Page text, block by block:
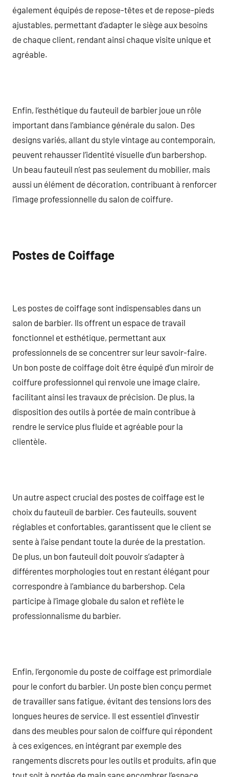
également équipés de repose-têtes et de repose-pieds
ajustables, permettant d’adapter le siège aux besoins
de chaque client, rendant ainsi chaque visite unique et
agréable.
Enfin, l’esthétique du fauteuil de barbier joue un rôle
important dans l’ambiance générale du salon. Des
designs variés, allant du style vintage au contemporain,
peuvent rehausser l’identité visuelle d’un barbershop.
Un beau fauteuil n’est pas seulement du mobilier, mais
aussi un élément de décoration, contribuant à renforcer
l’image professionnelle du salon de coiffure.
Postes de Coiffage
Les postes de coiffage sont indispensables dans un
salon de barbier. Ils offrent un espace de travail
fonctionnel et esthétique, permettant aux
professionnels de se concentrer sur leur savoir-faire.
Un bon poste de coiffage doit être équipé d’un miroir de
coiffure professionnel qui renvoie une image claire,
facilitant ainsi les travaux de précision. De plus, la
disposition des outils à portée de main contribue à
rendre le service plus fluide et agréable pour la
clientèle.
Un autre aspect crucial des postes de coiffage est le
choix du fauteuil de barbier. Ces fauteuils, souvent
réglables et confortables, garantissent que le client se
sente à l’aise pendant toute la durée de la prestation.
De plus, un bon fauteuil doit pouvoir s’adapter à
différentes morphologies tout en restant élégant pour
correspondre à l’ambiance du barbershop. Cela
participe à l’image globale du salon et reflète le
professionnalisme du barbier.
Enfin, l’ergonomie du poste de coiffage est primordiale
pour le confort du barbier. Un poste bien conçu permet
de travailler sans fatigue, évitant des tensions lors des
longues heures de service. Il est essentiel d’investir
dans des meubles pour salon de coiffure qui répondent
à ces exigences, en intégrant par exemple des
rangements discrets pour les outils et produits, afin que
tout soit à portée de main sans encombrer l’espace.